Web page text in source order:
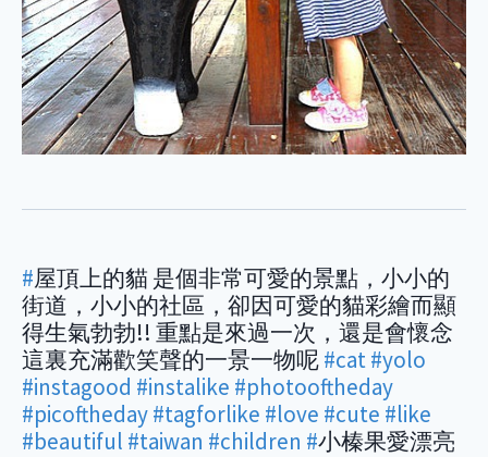
#屋頂上的貓 是個非常可愛的景點，小小的
街道，小小的社區，卻因可愛的貓彩繪而顯
得生氣勃勃!! 重點是來過一次，還是會懷念
這裏充滿歡笑聲的一景一物呢#cat#yolo
#instagood #instalike #photooftheday
#picoftheday#tagforlike #love #cute #like
#beautiful #taiwan #children #小榛果愛漂亮